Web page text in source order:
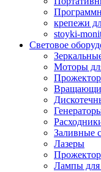
крепежи
stoyki-
Световое
Моторы
Заливные
Лазеры
Лампы для